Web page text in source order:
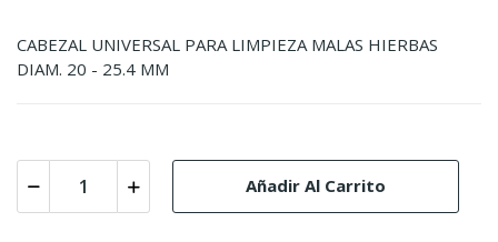
CABEZAL UNIVERSAL PARA LIMPIEZA MALAS HIERBAS
DIAM. 20 - 25.4 MM
Añadir Al Carrito